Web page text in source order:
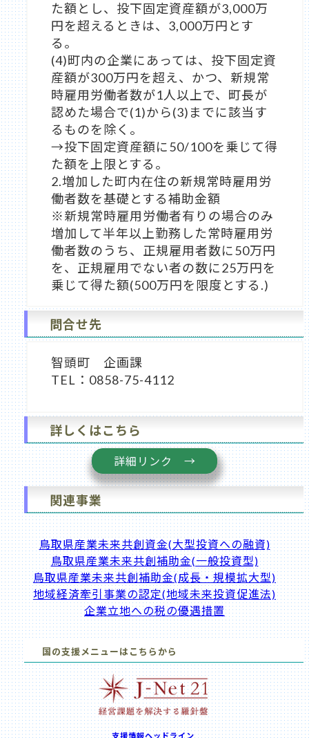
た額とし、投下固定資産額が3,000万
円を超えるときは、3,000万円とす
る。
(4)町内の企業にあっては、投下固定資
産額が300万円を超え、かつ、新規常
時雇用労働者数が1人以上で、町長が
認めた場合で(1)から(3)までに該当す
るものを除く。
→投下固定資産額に50/100を乗じて得
た額を上限とする。
2.増加した町内在住の新規常時雇用労
働者数を基礎とする補助金額
※新規常時雇用労働者有りの場合のみ
増加して半年以上勤務した常時雇用労
働者数のうち、正規雇用者数に50万円
を、正規雇用でない者の数に25万円を
乗じて得た額(500万円を限度とする.)
問合せ先
智頭町 企画課
TEL：0858-75-4112
詳しくはこちら
詳細リンク →
関連事業
鳥取県産業未来共創資金(大型投資への融資)
鳥取県産業未来共創補助金(一般投資型)
鳥取県産業未来共創補助金(成長・規模拡大型)
地域経済牽引事業の認定(地域未来投資促進法)
企業立地への税の優遇措置
国の支援メニューはこちらから
支援情報ヘッドライン